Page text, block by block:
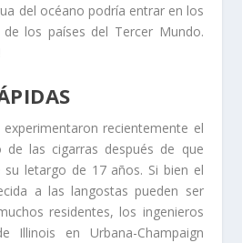
del océano podría entrar en los
los países del Tercer Mundo.
recientemente el
de las cigarras después de que
letargo de 17 años. Si bien el
a las langostas pueden ser
residentes, los ingenieros
Illinois en Urbana-Champaign